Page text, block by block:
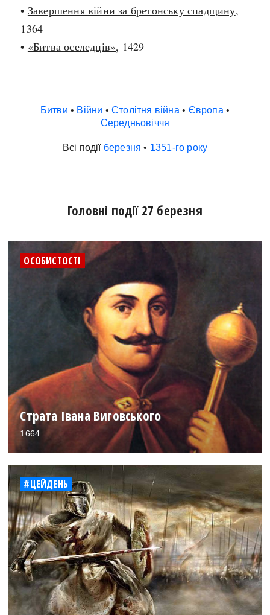
• Завершення війни за бретонську спадщину,
1364
• «Битва оселедців», 1429
Битви • Війни •Столітня війна • Європа •
Середньовіччя
Всі події березня • 1351-го року
Головні події 27 березня
ОСОБИСТОСТІ
Страта Івана Виговського
1664
#ЦЕЙДЕНЬ